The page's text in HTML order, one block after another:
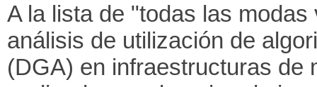
A la lista de "todas las
análisis de utilización de
(DGA) en infraestructuras de